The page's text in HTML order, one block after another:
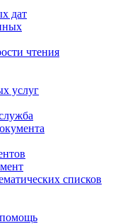
дат
чтения
услуг
списков
помощь